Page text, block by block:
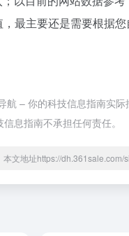
最主要还是需要根据
– 你的科技信息指南实
息指南不承担任何责任。
本文地址https://dh.361sale.com/